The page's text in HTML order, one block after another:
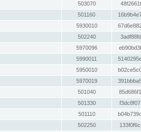
503070
501160
5930010
502240
5970096
5990011
5950010
5970019
501040
501330
501110
502250